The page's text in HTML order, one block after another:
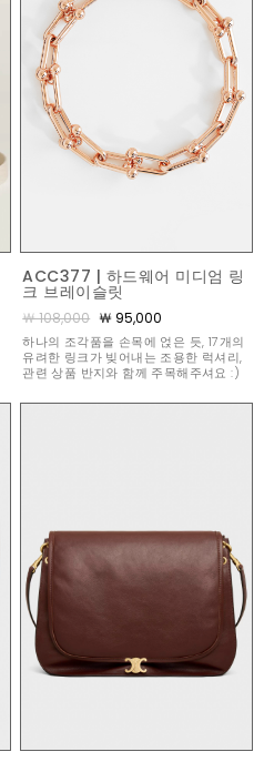
ACC377 | 하드웨어 미디엄 링
크 브레이슬릿
￦ 108,000 ￦ 95,000
하나의 조각품을 손목에 얹은 듯, 17개의
유려한 링크가 빚어내는 조용한 럭셔리,
관련 상품 반지와 함께 주목해주셔요 :)